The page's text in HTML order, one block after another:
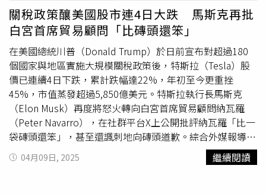
「中國目前自主產能仍無法滿足需求，對輝達晶片的進口依
存度極高。」目前尚無法確認黃仁勳是否在晚宴上直接與川
普交涉，但2位消息來源透露，在此之前華府普遍認為美中
貿易戰即將升級，深度求索公司採用的關鍵元件「H20晶
片」，將成為下一波管制重點。自2022年起，美國監管機
構因擔心中國取得技術強化AI與軍事實力，持續收緊輝達對
中銷售的晶片規格。H20正是在此背景下誕生，成為現行法
規下能出口中國的最強AI晶片。這款專為「推論」計算設計
的晶片（即支援AI模型運作的關鍵流程），如今已成為
Meta、OpenAI及中國深度求索等企業競相搶購的戰略物
資。《The Information》週報揭露，中國科技巨擘今年首
季狂掃價值160億美元的H20晶片，大舉囤貨以因應預期中
關稅政策釀美國股市連4日大跌 馬斯克再批
白宮首席貿易顧問「比磚頭還笨」
在美國總統川普（Donald Trump）於日前宣布對超過180
個國家與地區實施大規模關稅政策後，特斯拉（Tesla）股
價已連續4日下跌，累計跌幅達22%，年初至今更重挫
45%，市值蒸發超過5,850億美元。特斯拉執行長馬斯克
（Elon Musk）再度將怒火轉向白宮首席貿易顧問納瓦羅
（Peter Navarro），在社群平台X上公開批評納瓦羅「比一
袋磚頭還笨」，甚至還諷刺地向磚頭道歉。綜合外媒報導指
出，馬斯克起初批評納瓦羅的哈佛（Harvard）經濟博士學
歷，稱這種學歷「是壞事，不是好事」，隨後於8日明確表
04月09日, 2025 繼續閱讀